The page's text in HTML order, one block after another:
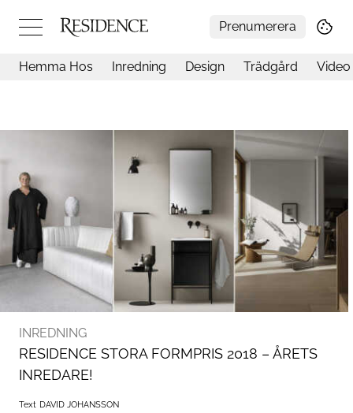
Prenumerera
Video
Inredning
Livsstil
Resor
Mat & Dryck
Influencers
Hemma Hos Inredning Design Trädgård Video
INREDNING
RESIDENCE STORA FORMPRIS 2018 – ÅRETS
INREDARE!
Text DAVID JOHANSSON